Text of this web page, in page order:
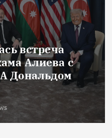
встреча
Алиева с
Дональдом